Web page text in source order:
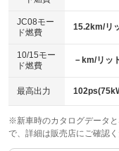
電動格納ミラー
：装備あり
：装備なし
パワーシート
ベンチシート
：装備なし
チップアップシート
：装備なし
：装備なし
ウォークスルー
：装備なし
JC08モー
ド燃費
15.2km/リ
10/15モー
ド燃費
－km/リッ
最高出力
※新車時のカタログデータ
で、詳細は販売店にご確認く